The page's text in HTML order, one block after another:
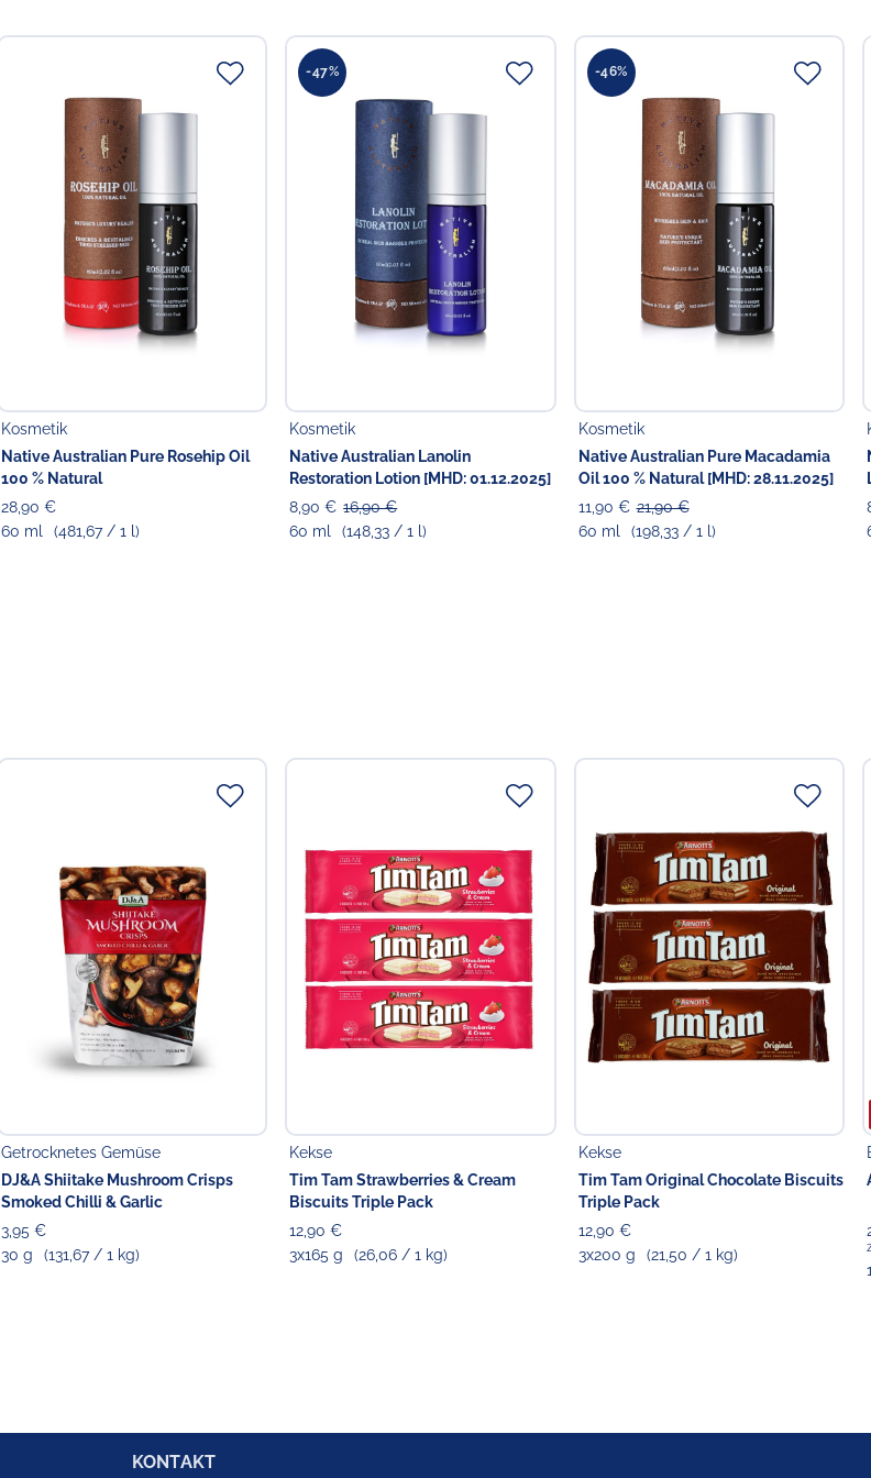
Empfohlen für trockene Haut.
Water, Cetearyl Alcohol, Stearic Acid, Glycerin, Glyceryl Stearate,
Prunus Amygdalus Dulcis (Sweet Almond) Oil, Macadamia Integrifolia Seed Oil,
Helianthus Annuus (Sunflower) Seed Oil, Lanolin, Terminalia Ferdinandiana (Kakadu
Plum) Fruit Extract, Butyrospermum Parkii (Shea Butter) Fruit, Lavandula Angustifolia
(Lavender) Oil, Cananga Odorata Oil, Allantoin, Sorbitol, Tocopheryl Acetate,
Hydroxyethyl urea, Acrylates/C10-30 Alkyl Acrylate Crosspolymer, Disodium EDTA,
Phenoxyethanol, Chlorphenesin, Sodium Hydroxide
Verantwortlicher Lebensmittelunternehmer
Verantwortliche Person in der EU
Choppy's Food & Non-Food GmbH
Deutschland
Kosmetik
Native Australian Pure Rosehip Oil
100 % Natural
28,90 €
60 ml
(481,67 / 1 l)
-47%
Kosmetik
Native Australian Lanolin
Restoration Lotion [MHD: 01.12.2025]
8,90 € 16,90 €
60 ml
(148,33 / 1 l)
-46%
Kosmetik
Native Australian Pure Macadamia
Oil 100 % Natural [MHD: 28.11.2025]
11,90 € 21,90 €
60 ml
(198,33 / 1 l)
Getrocknetes Gemüse
DJ&A Shiitake Mushroom Crisps
Smoked Chilli & Garlic
3,95 €
30 g
(131,67 / 1 kg)
Kekse
Tim Tam Strawberries & Cream
Biscuits Triple Pack
12,90 €
3x165 g
(26,06 / 1 kg)
Kekse
Tim Tam Original Chocolate Biscuits
Triple Pack
12,90 €
3x200 g
(21,50 / 1 kg)
KONTAKT